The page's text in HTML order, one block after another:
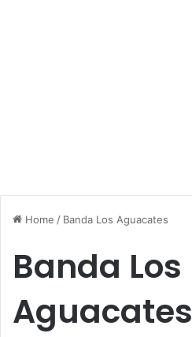
Home / Banda Los Aguacates
Banda Los
Aguacates